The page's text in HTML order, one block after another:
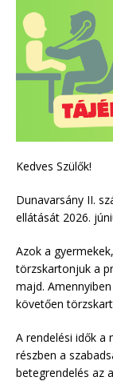
Kedves Szülők!
Dunavarsány II.
ellátását 2026.
Azok a
törzskartonjuk a
majd.
követően
A rendelési idők
részben a
betegrendelés az